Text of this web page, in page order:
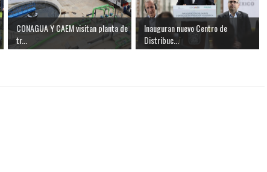
CONAGUA Y CAEM visitan planta de
tr...
Inauguran nuevo Centro de
Distribuc...